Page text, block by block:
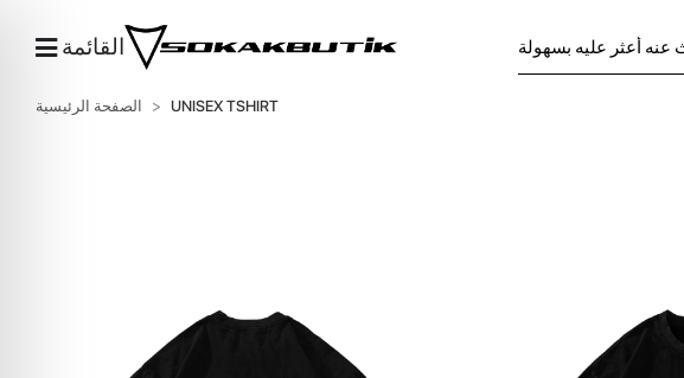
القائمة
الصفحة الرئيسية UNISEX TSHIRT